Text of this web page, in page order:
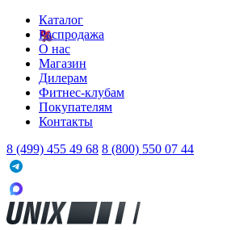
Каталог
Распродажа
О нас
Магазин
Дилерам
Фитнес-клубам
Покупателям
Контакты
8 (499) 455 49 68 8 (800) 550 07 44